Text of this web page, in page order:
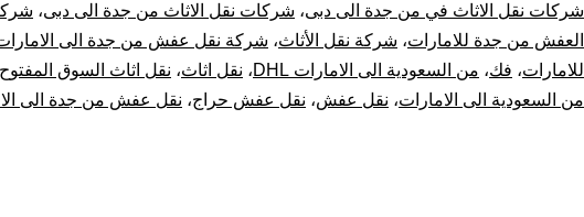
من
جدة
شركات نقل الاثاث في من جدة الى دبى، شركات نقل الاثاث من جدة الى دبى،
العفش من جدة للامارات، شركة نقل الأثاث، شركة نقل عفش من جدة الى
للامارات، فك، من السعودية الى الامارات DHL ، نقل اثاث، نقل اثاث السوق المفتوح
من السعودية الى الامارات، نقل عفش، نقل عفش حراج، نقل عفش من جدة الى